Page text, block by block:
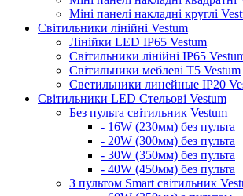
Міні панелі накладні круглі
Світильники лінійні Vestum
Лінійки LED IP65 Vestum
Світильники лінійні IP65
Світильники меблеві Т5 Vestum
Светильники линейные IP20
Світильники LED Стельові Vestum
Без пульта світильник Vestum
- 16W (230мм) без пульта
- 20W (300мм) без пульта
- 30W (350мм) без пульта
- 40W (450мм) без пульта
З пультом Smart світильник